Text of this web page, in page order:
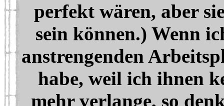
perfekt wären, aber
sein können.) Wenn
anstrengenden
habe, weil ich ihnen
mehr verlange, so